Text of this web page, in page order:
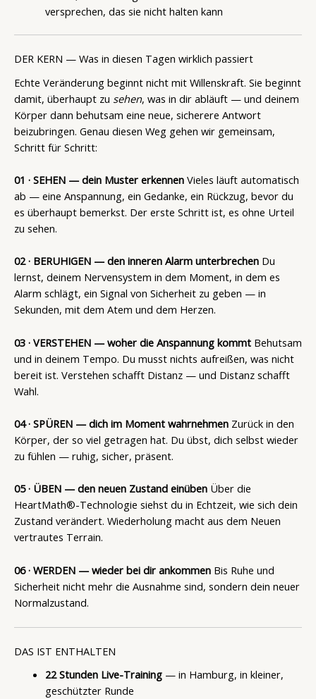
versprechen, das sie nicht halten kann
DER KERN — Was in diesen Tagen wirklich passiert
Echte Veränderung beginnt nicht mit Willenskraft. Sie beginnt
damit, überhaupt zu sehen, was in dir abläuft — und deinem
Körper dann behutsam eine neue, sicherere Antwort
beizubringen. Genau diesen Weg gehen wir gemeinsam,
Schritt für Schritt:
01 · SEHEN — dein Muster erkennen Vieles läuft automatisch
ab — eine Anspannung, ein Gedanke, ein Rückzug, bevor du
es überhaupt bemerkst. Der erste Schritt ist, es ohne Urteil
zu sehen.
02 · BERUHIGEN — den inneren Alarm unterbrechen Du
lernst, deinem Nervensystem in dem Moment, in dem es
Alarm schlägt, ein Signal von Sicherheit zu geben — in
Sekunden, mit dem Atem und dem Herzen.
03 · VERSTEHEN — woher die Anspannung kommt Behutsam
und in deinem Tempo. Du musst nichts aufreißen, was nicht
bereit ist. Verstehen schafft Distanz — und Distanz schafft
Wahl.
04 · SPÜREN — dich im Moment wahrnehmen Zurück in den
Körper, der so viel getragen hat. Du übst, dich selbst wieder
zu fühlen — ruhig, sicher, präsent.
05 · ÜBEN — den neuen Zustand einüben Über die
HeartMath®-Technologie siehst du in Echtzeit, wie sich dein
Zustand verändert. Wiederholung macht aus dem Neuen
vertrautes Terrain.
06 · WERDEN — wieder bei dir ankommen Bis Ruhe und
Sicherheit nicht mehr die Ausnahme sind, sondern dein neuer
Normalzustand.
DAS IST ENTHALTEN
22 Stunden Live-Training— in Hamburg, in kleiner,
geschützter Runde